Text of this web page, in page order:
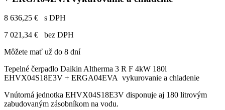
8 636,25 €
s DPH
7 021,34 €
bez DPH
Môžete mať už do 8 dní
Tepelné čerpadlo Daikin Altherma 3 R F 4kW 180l
EHVX04S18E3V + ERGA04EVA vykurovanie a chladenie
Vnútorná jednotka EHVX04S18E3V disponuje aj 180 litrovým
zabudovaným zásobníkom na vodu.